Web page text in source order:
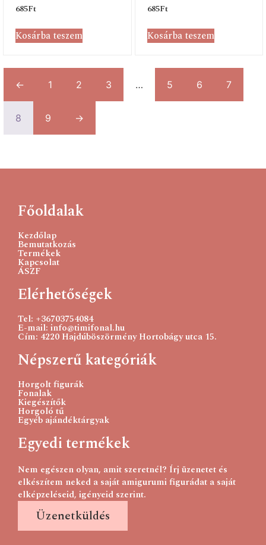
685Ft
Kosárba teszem
685Ft
Kosárba teszem
← 1 2 3 … 5 6 7
8 9 →
Főoldalak
Kezdőlap
Bemutatkozás
Termékek
Kapcsolat
ÁSZF
Elérhetőségek
Tel: +36703754084
E-mail: info@timifonal.hu
Cím: 4220 Hajdúböszörmény Hortobágy utca 15.
Népszerű kategóriák
Horgolt figurák
Fonalak
Kiegészítők
Horgoló tű
Egyéb ajándéktárgyak
Egyedi termékek
Nem egészen olyan, amit szeretnél? Írj üzenetet és
elkészítem neked a saját amigurumi figurádat a saját
elképzeléseid, igényeid szerint.
Üzenetküldés